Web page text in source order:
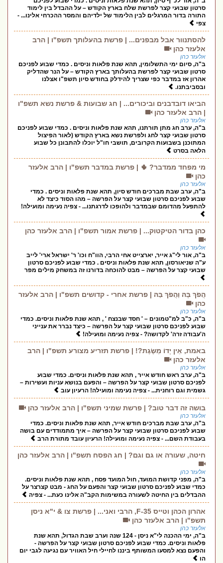
סרטון שבועי קצר לפרשת שלח בארץ הקודש – על ההבדל בין לימוד
התורה בדור המרגלים לבין הלימוד של ילדיהם והמסר ההכרחי אלינו... -
צפי
להסתנוור אבל מבפנים... | פרשת בהעלותך תשפ"ו | הרב
אלעזר כהן
אלעזר כהן
ב"ה, סיום ימי התשלומין, תהא שנת פלאות וניסים . כמדי שבוע לפניכם
סרטון שבועי קצר לפרשת בהעלותך בארץ הקודש – על הנר שהדליק
אהרון אז במדבר כפי שצריך להידלק בחודש סיון תשפ"ו אצלנו
ובסביבתנו.
הביאו דובדבנים וביכורים... | חג שבועות & פרשת נשא תשפ"ו
| הרב אלעזר כהן
אלעזר כהן
ב"ה, ערב חג מתן תורתנו, תהא שנת פלאות וניסים . כמדי שבוע לפניכם
סרטון שבועי קצר לחג ולפרשת נשא בארץ הקודש (לאור הפיצול
המתוכנן בשבועות הקרובים, תושבי חו"ל יוכלו להתבונן כל שבוע
הלאה בסרט
מי מפחד ממדבר? 🌵 | פרשת במדבר תשפ"ו | הרב אלעזר
כהן
אלעזר כהן
ב"ה, ערב שבת מברכים חודש סיון, תהא שנת פלאות וניסים . כמדי
שבוע לפניכם סרטון שבועי קצר על הפרשה – מהו הסוד כיצד לא
להתפעל מהדומם שבמדבר ולהופכו לדרגתנו... - צפיה נעימה ומועילה!
כהן בדור הטיקטוק... | פרשת אמור תשפ"ו | הרב אלעזר כהן
אלעזר כהן
ב"ה, אור לי"ג אייר, יארצייט אחי הרבי, הוו"ח וכו' ר' ישראל ארי' לייב
ע"ה שניאורסון, תהא שנת פלאות וניסים . כמדי שבוע לפניכם סרטון
שבועי קצר על הפרשה – מבט להוכחה בדורנו זה במשחק מילים מפר
הֲפֹךְ בָּהּ וַהֲפֹךְ בַּהּ | פרשת אחרי - קדושים תשפ"ו | הרב אלעזר
כהן
אלעזר כהן
ב"ה, כ"ב למ"טמונים – ' חסד שבנצח ' , תהא שנת פלאות וניסים. כמדי
שבוע לפניכם סרטון שבועי קצר על הפרשה – כיצד נברר את ענייני
ה'עבודה זרה' לקדושה? - צפיה נעימה ומועילה!
באמת, אֵין יָדוֹ מַשֶּׂגֶת?! | פרשת תזריע מצורע תשפ"ו | הרב
אלעזר כהן
אלעזר כהן
ב"ה, ערב ראש חודש אייר , תהא שנת פלאות וניסים. כמדי שבוע
לפניכם סרטון שבועי קצר על הפרשה – והפעם בנושא עניות ועשירות –
גשמית וגם רוחנית... - צפיה נעימה ומועילה! הרעיון עוב
בושה זה דבר טוב? | פרשת שמיני תשפ"ו | הרב אלעזר כהן
אלעזר כהן
ב"ה, ערב שבת מברכים חודש אייר, תהא שנת פלאות וניסים. כמדי
שבוע לפניכם סרטון שבועי קצר על הפרשה – איך מתמודדים עם בושה
בעבודת השם... - צפיה נעימה ומועילה! הרעיון עובד מתורת הרב
חיטה, שעורה או גם וגם? | חג הפסח תשפ"ו | הרב אלעזר כהן
אלעזר כהן
ב"ה, מפני קדושת המועד, חול המועד פסח , תהא שנת פלאות וניסים.
כמדי שבוע לפניכם סרטון שבועי קצר והפעם על החג - מבט קצרצר על
ההבדלים בין החיטה לשעורה במשימות הקב"ה אלינו כעת... - צפיה
אהרון הכהן וטייס F-35, הרבי ואני... | פרשת צו & י"א ניסן
תשפ"ו | הרב אלעזר כהן
אלעזר כהן
ב"ה, ימי ההכנה לי"א ניסן - 124 שנה וערב שבת הגדול, תהא שנת
פלאות וניסים. כמדי שבוע לפניכם סרטון שבועי קצר על הפרשה -
והפעם נצא למסעו המשותף ביננו לחיילי חיל האוויר עם נגיעה לגבי יום
הו